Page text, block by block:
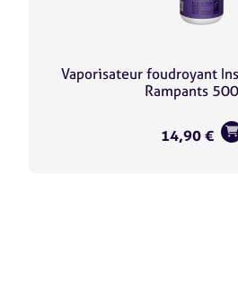
Vaporisateur foudroyant
Rampants
14,90€